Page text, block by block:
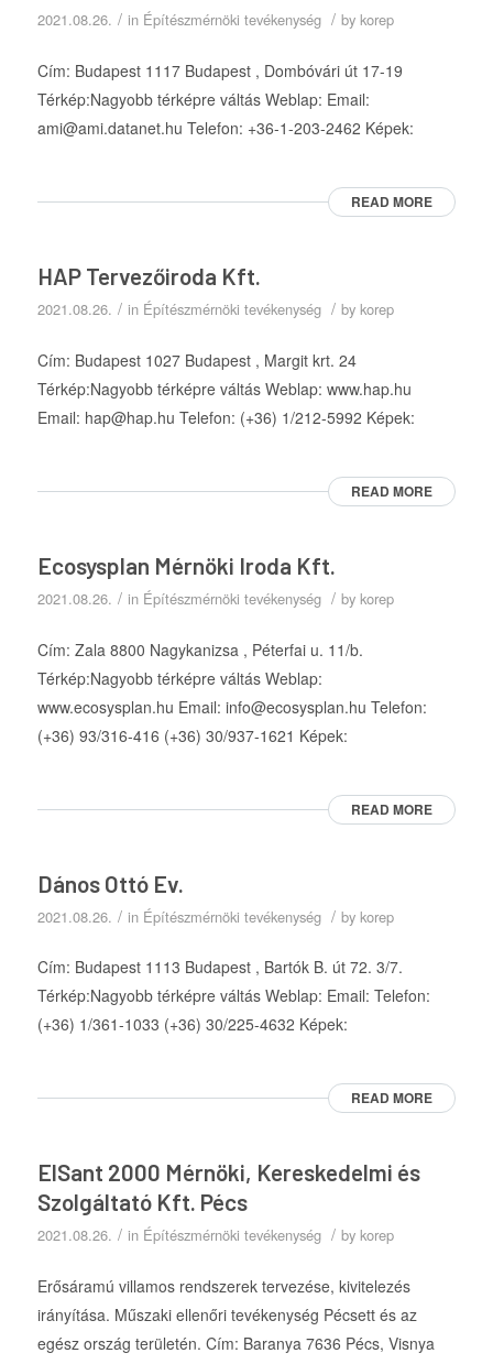
2021.08.26. / in Építészmérnöki tevékenység / by korep
Cím: Budapest 1117 Budapest , Dombóvári út 17-19
Térkép:Nagyobb térképre váltás Weblap: Email:
ami@ami.datanet.hu Telefon: +36-1-203-2462 Képek:
READ MORE
HAP Tervezőiroda Kft.
2021.08.26. / in Építészmérnöki tevékenység / by korep
Cím: Budapest 1027 Budapest , Margit krt. 24
Térkép:Nagyobb térképre váltás Weblap: www.hap.hu
Email: hap@hap.hu Telefon: (+36) 1/212-5992 Képek:
READ MORE
Ecosysplan Mérnöki Iroda Kft.
2021.08.26. / in Építészmérnöki tevékenység / by korep
Cím: Zala 8800 Nagykanizsa , Péterfai u. 11/b.
Térkép:Nagyobb térképre váltás Weblap:
www.ecosysplan.hu Email: info@ecosysplan.hu Telefon:
(+36) 93/316-416 (+36) 30/937-1621 Képek:
READ MORE
Dános Ottó Ev.
2021.08.26. / in Építészmérnöki tevékenység / by korep
Cím: Budapest 1113 Budapest , Bartók B. út 72. 3/7.
Térkép:Nagyobb térképre váltás Weblap: Email: Telefon:
(+36) 1/361-1033 (+36) 30/225-4632 Képek:
READ MORE
ElSant 2000 Mérnöki, Kereskedelmi és
Szolgáltató Kft. Pécs
2021.08.26. / in Építészmérnöki tevékenység / by korep
Erősáramú villamos rendszerek tervezése, kivitelezés
irányítása. Műszaki ellenőri tevékenység Pécsett és az
egész ország területén. Cím: Baranya 7636 Pécs, Visnya